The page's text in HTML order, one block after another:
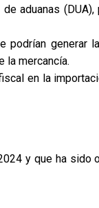
aduanas
podrían generar
la mercancía.
en la
y que ha sido